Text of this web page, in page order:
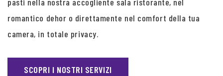
romantico dehor o direttamente nel comfort della tua
camera, in totale privacy.
SCOPRI I NOSTRI SERVIZI